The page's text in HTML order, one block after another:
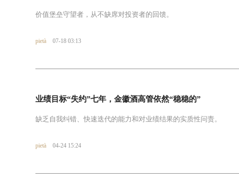
价值堡垒守望者，从不缺席对投资者的回馈。
pietà 07-18 03:13
业绩目标“失约”七年，金徽酒高管依然“稳稳的”
缺乏自我纠错、快速迭代的能力和对业绩结果的实质性问责。
pietà 04-24 15:24